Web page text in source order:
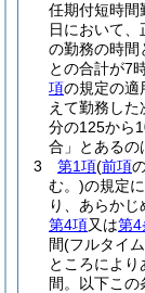
任期付短時間
日において
の勤務の時間
との合計が7
項の規定の適
えて勤務し
分の125から
合」とあるの
3
第1項(前項
む。)の規定
り、あらかじ
第4項又は第4
間(フルタイ
ところによ
間。以下こ